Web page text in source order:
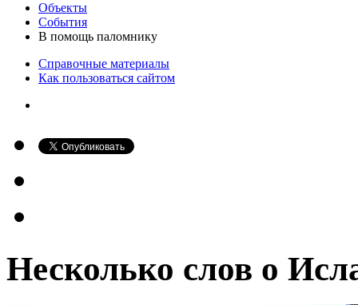
Объекты
События
В помощь паломнику
Справочные материалы
Как пользоваться сайтом
Несколько слов о